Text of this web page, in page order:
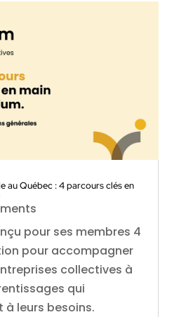
au Québec : 4 parcours clés en
pour ses membres 4
pour accompagner
collectives à
qui
leurs besoins.